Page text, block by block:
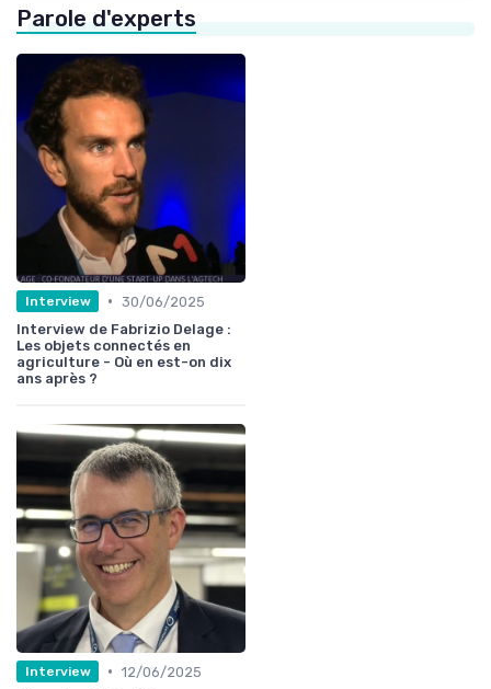
Parole d'experts
Interview • 30/06/2025
Interview de Fabrizio Delage :
Les objets connectés en
agriculture - Où en est-on dix
ans après ?
Interview • 12/06/2025